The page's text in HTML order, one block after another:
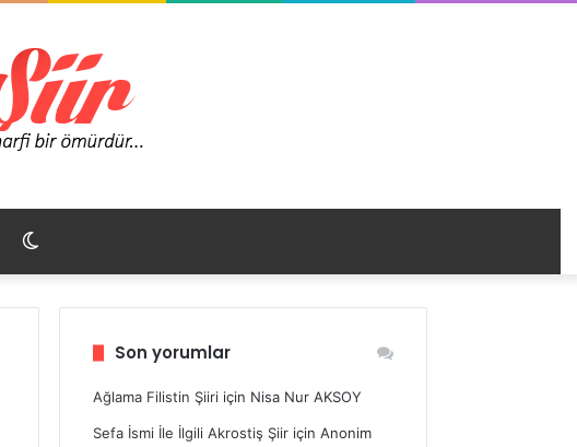
görünümü
Son yorumlar
Ağlama Filistin Şiiri için Nisa Nur AKSOY
Sefa İsmi İle İlgili Akrostiş Şiir içinAnonim